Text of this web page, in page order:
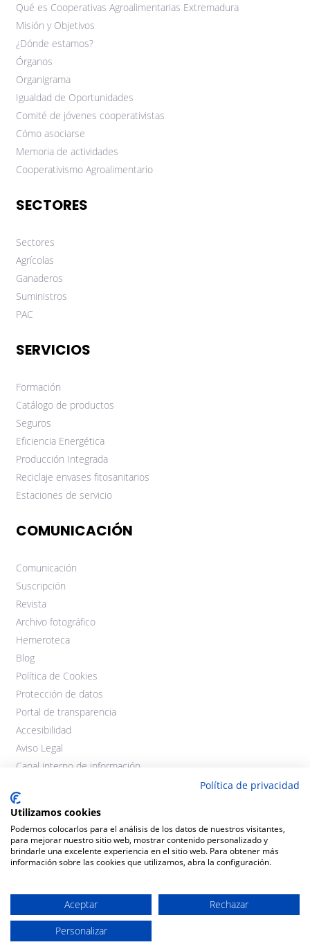
Qué es Cooperativas Agroalimentarias Extremadura
Misión y Objetivos
¿Dónde estamos?
Órganos
Organigrama
Igualdad de Oportunidades
Comité de jóvenes cooperativistas
Cómo asociarse
Memoria de actividades
Cooperativismo Agroalimentario
SECTORES
Sectores
Agrícolas
Ganaderos
Suministros
PAC
SERVICIOS
Formación
Catálogo de productos
Seguros
Eficiencia Energética
Producción Integrada
Reciclaje envases fitosanitarios
Estaciones de servicio
COMUNICACIÓN
Comunicación
Suscripción
Revista
Archivo fotográfico
Hemeroteca
Blog
Política de Cookies
Protección de datos
Portal de transparencia
Accesibilidad
Aviso Legal
Canal interno de información
Diseño y desarrollo:THEGECO
Política de privacidad
Utilizamos cookies
Podemos colocarlos para el análisis de los datos de nuestros visitantes,
para mejorar nuestro sitio web, mostrar contenido personalizado y
brindarle una excelente experiencia en el sitio web. Para obtener más
información sobre las cookies que utilizamos, abra la configuración.
Aceptar
Rechazar
Personalizar